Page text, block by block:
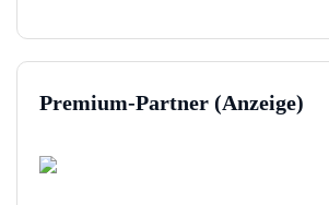
Premium-Partner (Anzeige)